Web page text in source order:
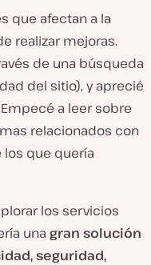
que afectan a la
realizar mejoras.
de una búsqueda
del sitio), y aprecié
a leer sobre
relacionados con
que quería
los servicios
una gran solución
seguridad,